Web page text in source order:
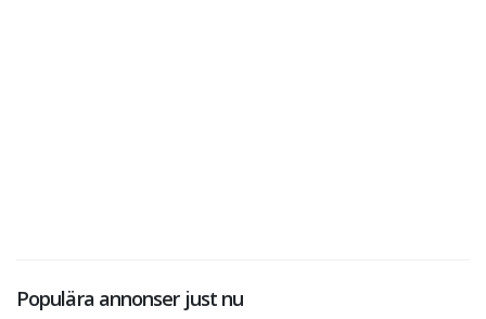
Populära annonser just nu